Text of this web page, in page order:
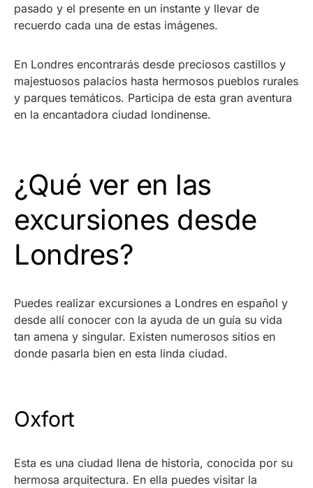
pasado y el presente en un instante y llevar de
recuerdo cada una de estas imágenes.
En Londres encontrarás desde preciosos castillos y
majestuosos palacios hasta hermosos pueblos rurales
y parques temáticos. Participa de esta gran aventura
en la encantadora ciudad londinense.
¿Qué ver en las
excursiones desde
Londres?
Puedes realizar excursiones a Londres en español y
desde allí conocer con la ayuda de un guía su vida
tan amena y singular. Existen numerosos sitios en
donde pasarla bien en esta linda ciudad.
Oxfort
Esta es una ciudad llena de historia, conocida por su
hermosa arquitectura. En ella puedes visitar la